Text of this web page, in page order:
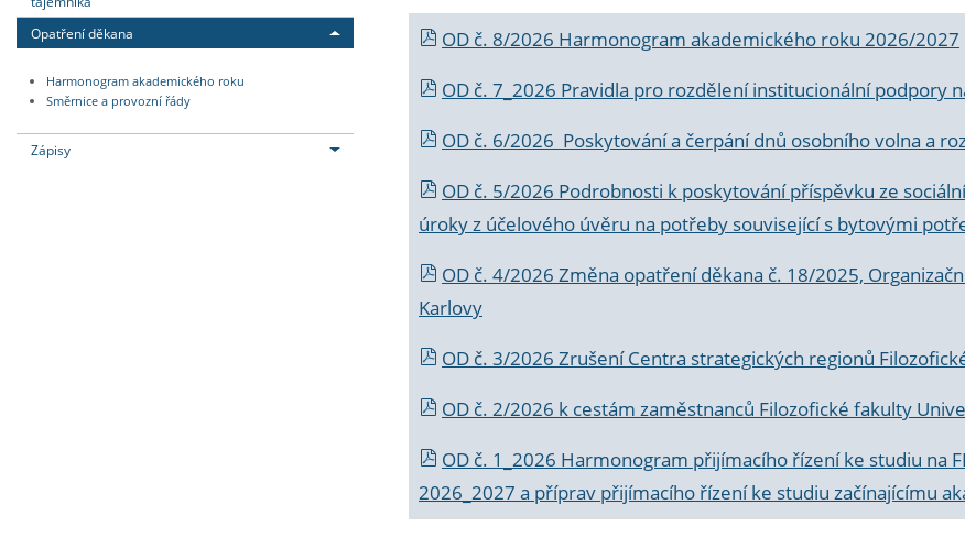
Opatření děkana
Harmonogram akademického roku
Směrnice a provozní řády
Zápisy
OD č. 8/2026 Harmonogram akademického roku 2026/2027
OD č. 7_2026 Pravidla pro rozdělení institucionální podpory
OD č. 6/2026 Poskytování a čerpání dnů osobního volna a
OD č. 5/2026 Podrobnosti k poskytování příspěvku ze
úroky z účelového úvěru na potřeby související s bytovými
OD č. 4/2026 Změna opatření děkana č. 18/2025,
Karlovy
OD č. 3/2026 Zrušení Centra strategických regionů
OD č. 2/2026 k cestám zaměstnanců Filozofické fakulty
OD č. 1_2026 Harmonogram přijímacího řízení ke studiu na
2026_2027 a příprav přijímacího řízení ke studiu začínajícímu